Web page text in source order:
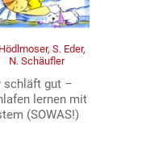
S. Eder,
N. Schäufler
schläft gut –
lernen mit
(SOWAS!)